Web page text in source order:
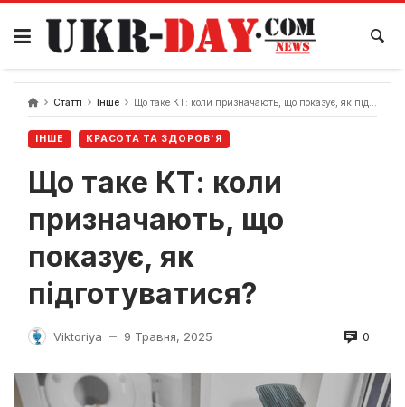
Перейти
вмісту
Статті Інше Що таке КТ: коли призначають, що показує, як підготуватися?
ІНШЕ КРАСОТА ТА ЗДОРОВ'Я
Що таке КТ: коли
призначають, що
показує, як
підготуватися?
Viktoriya — 9 Травня, 2025 0